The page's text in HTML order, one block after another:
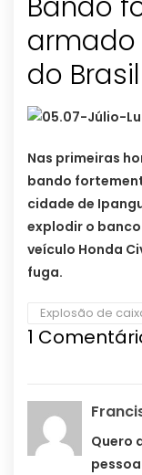
armado
do
Nas primeiras
bando
cidade de
explodir o
veículo Honda
fuga.
Explosão de
1
Quero